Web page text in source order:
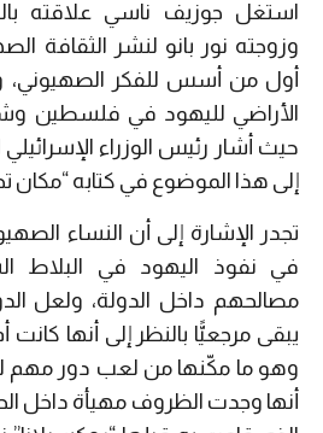
استغل جوزيف ناسي علاقته
وزوجته نور بانو لنشر الثقافة
أول من أسس للفكر الصهيوني،
الأراضي لليهود في فلسطين
حيث أشار رئيس الوزراء الإسرائيلي
إلى هذا الموضوع في كتابه
تجدر الإشارة إلى أن النساء
في نفوذ اليهود في البلاط
مصالحهم داخل الدولة، ولعل
يبقى مرجعيًّا بالنظر إلى أنها كانت
وهو ما مكّنها من لعب دور مهم
أنها وجدت الظروف مهيأة داخل